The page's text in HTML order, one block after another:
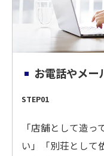
お電話やメー
STEP01
「店舗として造
い」「別荘として